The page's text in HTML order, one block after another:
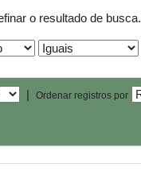
o resultado de busca.
| Ordenar registros por